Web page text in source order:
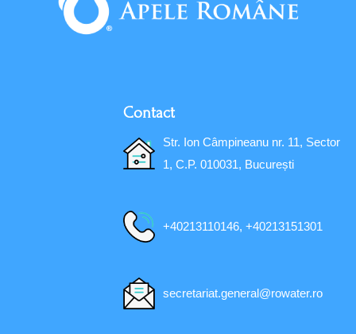
Contact
Str. Ion Câmpineanu nr. 11, Sector
1, C.P. 010031, București
+40213110146, +40213151301
secretariat.general@rowater.ro